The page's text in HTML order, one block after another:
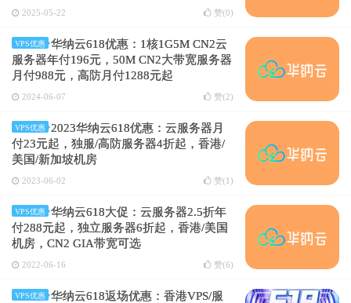
2025-05-22 赞(0)
VPS优惠
华纳云618优惠：1核1G5M CN2云
服务器年付196元，50M CN2大带宽服务器
月付988元，高防月付1288元起
2024-06-07 赞(2)
VPS优惠
2023华纳云618优惠：云服务器月
付23元起，独服/高防服务器4折起，香港/
美国/新加坡机房
2023-06-02 赞(1 )
VPS优惠
华纳云618大促：云服务器2.5折年
付288元起，独立服务器6折起，香港/美国
机房，CN2 GIA带宽可选
2022-06-16 赞(6)
VPS优惠 华纳云618返场优惠：香港VPS/服